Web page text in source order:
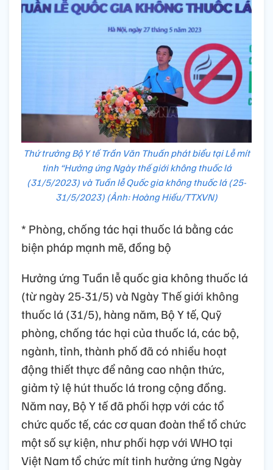
Thứ trưởng Bộ Y tế Trần Văn Thuấn phát biểu tại Lễ mít
tinh “Hưởng ứng Ngày thế giới không thuốc lá
(31/5/2023) và Tuần lễ Quốc gia không thuốc lá (25-
31/5/2023) (Ảnh: Hoàng Hiếu/TTXVN)
* Phòng, chống tác hại thuốc lá bằng các
biện pháp mạnh mẽ, đồng bộ
Hưởng ứng Tuần lễ quốc gia không thuốc lá
(từ ngày 25-31/5) và Ngày Thế giới không
thuốc lá (31/5), hàng năm, Bộ Y tế, Quỹ
phòng, chống tác hại của thuốc lá, các bộ,
ngành, tỉnh, thành phố đã có nhiều hoạt
động thiết thực để nâng cao nhận thức,
giảm tỷ lệ hút thuốc lá trong cộng đồng.
Năm nay, Bộ Y tế đã phối hợp với các tổ
chức quốc tế, các cơ quan đoàn thể tổ chức
một số sự kiện, như phối hợp với WHO tại
Việt Nam tổ chức mít tinh hưởng ứng Ngày